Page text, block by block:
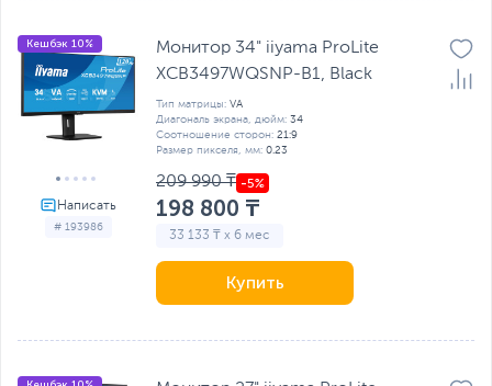
# 193986
Кешбэк 10%
Монитор 34" iiyama ProLite
XCB3497WQSNP-B1, Black
Тип матрицы: VA
Диагональ экрана, дюйм: 34
Соотношение сторон: 21:9
Размер пикселя, мм: 0.23
209 990 ₸
198 800 ₸
33 133 ₸ x 6 мес
Купить